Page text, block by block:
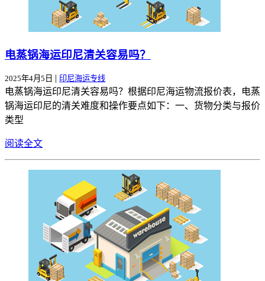
电蒸锅海运印尼清关容易吗？
2025年4月5日 | 印尼海运专线
电蒸锅海运印尼清关容易吗？根据印尼海运物流报价表，电蒸
锅海运印尼的清关难度和操作要点如下：一、货物分类与报价
类型
阅读全文